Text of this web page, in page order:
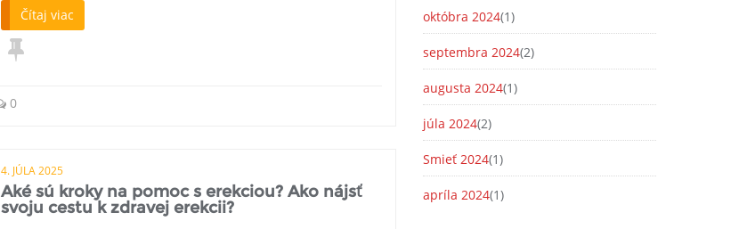
Čítaj viac
0
4. JÚLA 2025
Aké sú kroky na pomoc s erekciou? Ako nájsť
svoju cestu k zdravej erekcii?
októbra 2024(1)
septembra 2024(2)
augusta 2024(1)
júla 2024(2)
Smieť 2024(1)
apríla 2024(1)